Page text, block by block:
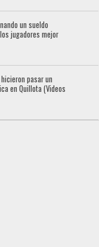
un sueldo
jugadores mejor
pasar un
en Quillota (Videos